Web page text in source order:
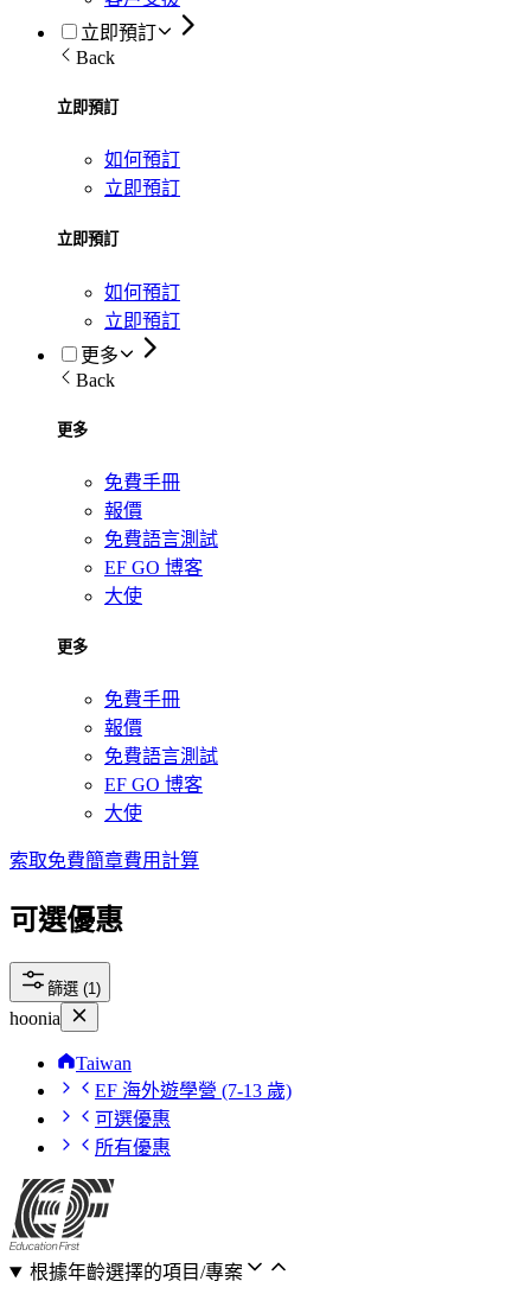
立即預訂
Back
立即預訂
如何預訂
立即預訂
立即預訂
如何預訂
立即預訂
更多
Back
更多
免費手冊
報價
免費語言測試
EF GO 博客
大使
更多
免費手冊
報價
免費語言測試
EF GO 博客
大使
索取免費簡章費用計算
可選優惠
篩選 (1)
hoonia
Taiwan
EF 海外遊學營 (7-13 歲)
可選優惠
所有優惠
根據年齡選擇的項目/專案